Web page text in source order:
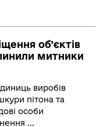
об’єктів
митники
виробів
пітона та
особи
...